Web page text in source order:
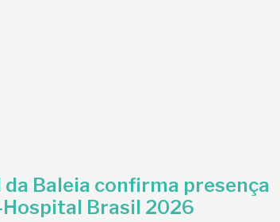
Baleia confirma presença
Hospital Brasil 2026